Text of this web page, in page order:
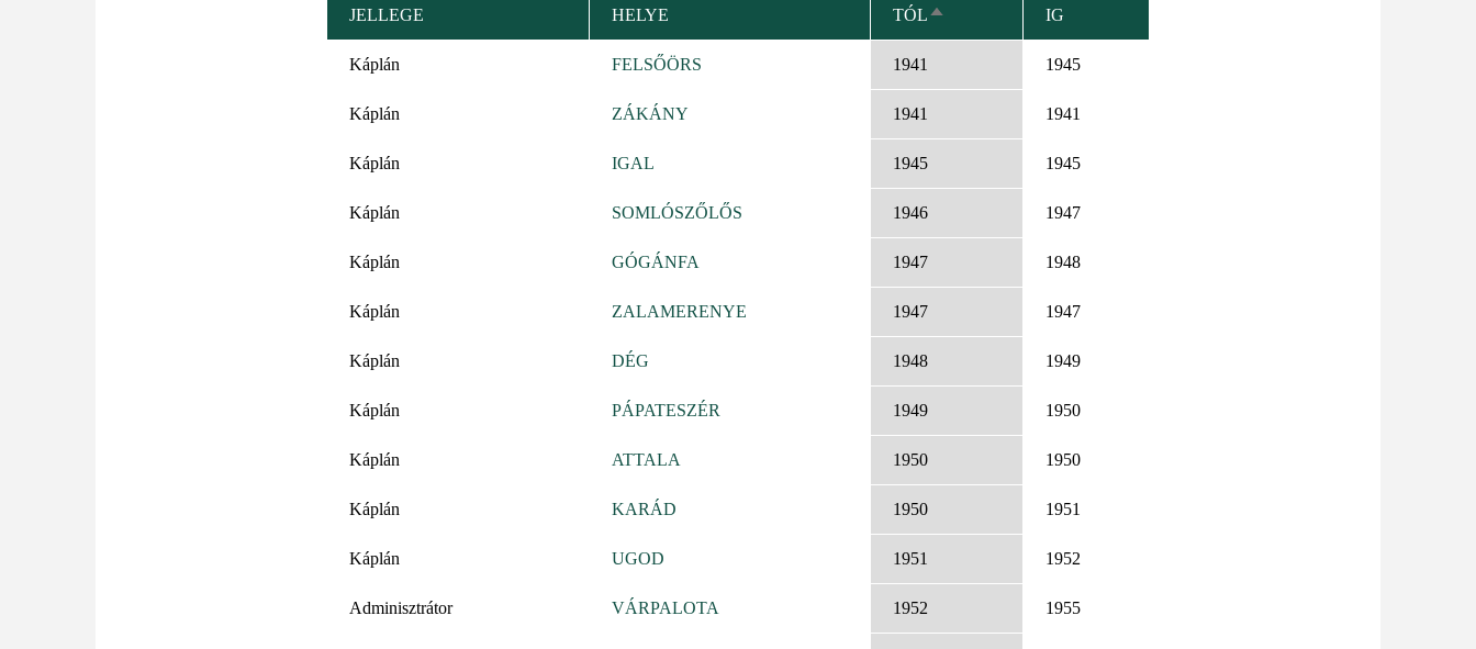
JELLEGE HELYE TÓLCSÖKKENŐ
RENDEZÉS
IG
Káplán FELSŐÖRS 1941 1945
Káplán ZÁKÁNY 1941 1941
Káplán IGAL 1945 1945
Káplán SOMLÓSZŐLŐS 1946 1947
Káplán GÓGÁNFA 1947 1948
Káplán ZALAMERENYE 1947 1947
Káplán DÉG 1948 1949
Káplán PÁPATESZÉR 1949 1950
Káplán ATTALA 1950 1950
Káplán KARÁD 1950 1951
Káplán UGOD 1951 1952
Adminisztrátor VÁRPALOTA 1952 1955